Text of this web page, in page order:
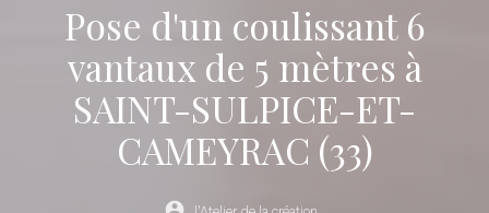
Pose d'un coulissant 6
vantaux de 5 mètres à
SAINT-SULPICE-ET-
CAMEYRAC (33)